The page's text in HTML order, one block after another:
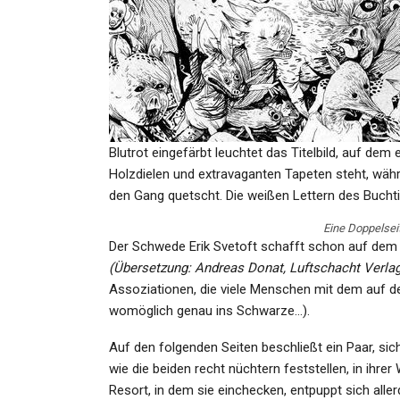
Blutrot eingefärbt leuchtet das Titelbild, auf dem
Holzdielen und extravaganten Tapeten steht,
den Gang quetscht. Die weißen Lettern des
Eine
Der Schwede Erik Svetoft schafft schon auf
(Übersetzung: Andreas Donat, Luftschacht
Assoziationen, die viele Menschen mit dem auf
womöglich genau ins Schwarze…).
Auf den folgenden Seiten beschließt ein Paar,
wie die beiden recht nüchtern feststellen, in ihrer
Resort, in dem sie einchecken, entpuppt sich
SPORT
Anna Elendt Schwimmt
Die Weltspitze
Jun 23, 2022
KULTUR
Die Berlinale Wird Zur
Admin Feb 19, 2022